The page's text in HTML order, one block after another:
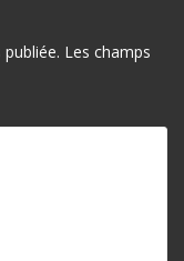
Les champs